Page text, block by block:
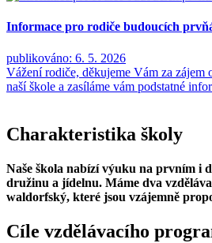
Informace pro rodiče budoucích
publikováno: 6. 5. 2026
Vážení rodiče, děkujeme Vám za zájem
naší škole a zasíláme vám podstatné
Charakteristika školy
Naše škola nabízí výuku na prvním i
družinu a jídelnu. Máme dva
waldorfský, které jsou vzájemně
Cíle vzdělávacího